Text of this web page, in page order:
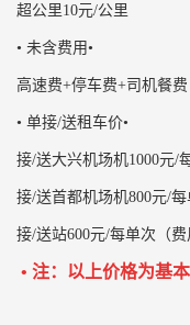
超公里10元/公里
• 未含费用•
高速费+停车费+司机餐费
• 单接/送租车价•
接/送大兴机场机1000元/
接/送首都机场机800元/每
接/送站600元/每单次（费
• 注：以上价格为基